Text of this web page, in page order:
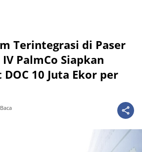
Terintegrasi di Paser
PalmCo Siapkan
DOC 10 Juta Ekor per